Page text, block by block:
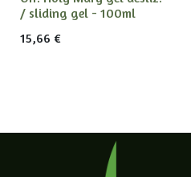
/ sliding gel - 100ml
15,66 €